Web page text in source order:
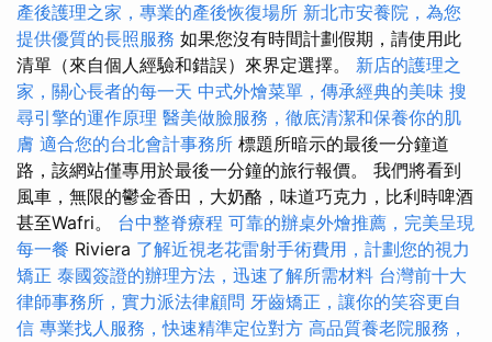
產後護理之家，專業的產後恢復場所 新北市安養院，為您
提供優質的長照服務 如果您沒有時間計劃假期，請使用此
清單（來自個人經驗和錯誤）來界定選擇。 新店的護理之
家，關心長者的每一天 中式外燴菜單，傳承經典的美味 搜
尋引擎的運作原理 醫美做臉服務，徹底清潔和保養你的肌
膚 適合您的台北會計事務所 標題所暗示的最後一分鐘道
路，該網站僅專用於最後一分鐘的旅行報價。 我們將看到
風車，無限的鬱金香田，大奶酪，味道巧克力，比利時啤酒
甚至Wafri。 台中整脊療程 可靠的辦桌外燴推薦，完美呈現
每一餐 Riviera 了解近視老花雷射手術費用，計劃您的視力
矯正 泰國簽證的辦理方法，迅速了解所需材料 台灣前十大
律師事務所，實力派法律顧問 牙齒矯正，讓你的笑容更自
信 專業找人服務，快速精準定位對方 高品質養老院服務，